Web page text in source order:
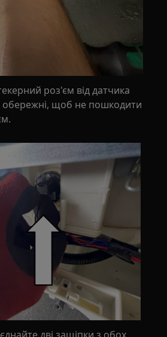
роз'єм від датчика
обережні, щоб не пошкодити